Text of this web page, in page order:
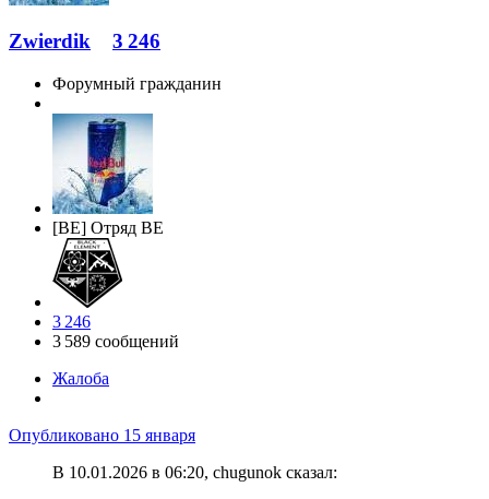
Zwierdik 3 246
Форумный гражданин
[BE] Отряд BE
3 246
3 589 сообщений
Жалоба
Опубликовано 15 января
В 10.01.2026 в 06:20, chugunok сказал: